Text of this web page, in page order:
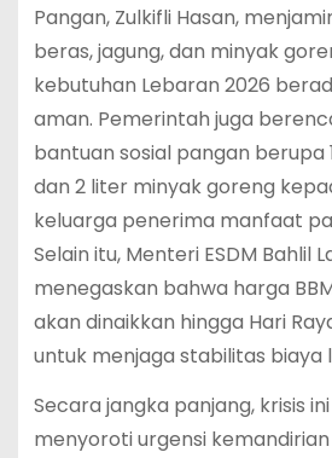
Pangan, Zulkifli Hasan,
beras, jagung, dan minyak
kebutuhan Lebaran 2026
aman. Pemerintah juga
bantuan sosial pangan berupa
dan 2 liter minyak goreng
keluarga penerima manfaat
Selain itu, Menteri ESDM Bahlil
menegaskan bahwa harga
akan dinaikkan hingga Hari
untuk menjaga stabilitas biaya
Secara jangka panjang, krisis
menyoroti urgensi